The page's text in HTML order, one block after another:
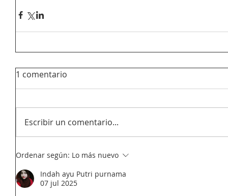
1 comentario
Escribir un comentario...
Ordenar según: Lo más nuevo
Indah ayu Putri purnama
07 jul 2025